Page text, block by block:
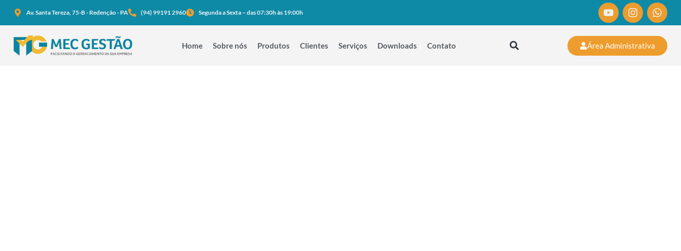
Av. Santa Tereza, 75-B - Redenção - PA (94) 99191 2960 Segunda a Sexta – das 07:30h às 19:00h
Home Sobre nós Produtos Clientes Serviços Downloads Contato Área Administrativa